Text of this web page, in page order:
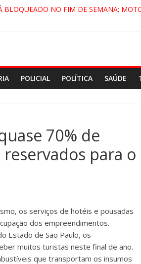
BLOQUEADO NO FIM DE SEMANA;
POLICIAL POLÍTICA SAÚDE
70% de
para o
os serviços de hotéis e pousadas
dos empreendimentos.
Estado de São Paulo, os
muitos turistas neste final de ano.
que transportam os insumos